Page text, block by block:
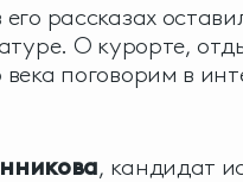
рассказах
О курорте,
поговорим в
, кандидат